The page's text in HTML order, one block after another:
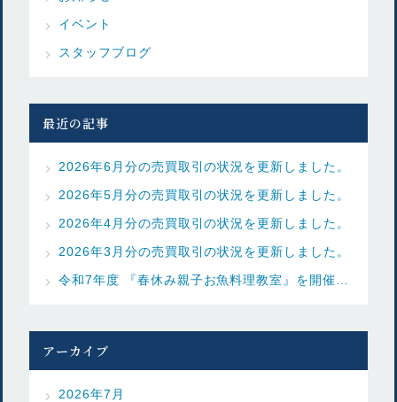
イベント
スタッフブログ
最近の記事
2026年6月分の売買取引の状況を更新しました。
2026年5月分の売買取引の状況を更新しました。
2026年4月分の売買取引の状況を更新しました。
2026年3月分の売買取引の状況を更新しました。
アーカイブ
2026年7月